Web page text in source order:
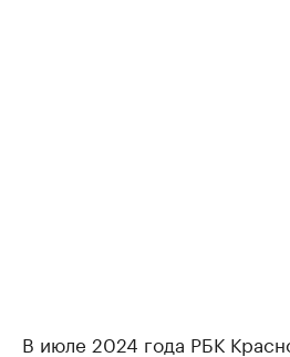
В июле 2024 года РБК